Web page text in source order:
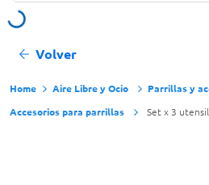
Volver
Aire Libre y Ocio
Parrillas y
Accesorios para parrillas
Set x 3
Términos más
Yerba
Cerveza
Doves
Papas Fritas